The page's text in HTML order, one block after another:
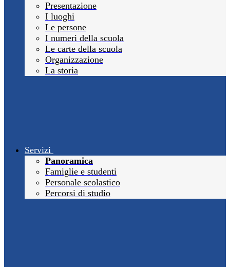
Presentazione
I luoghi
Le persone
I numeri della scuola
Le carte della scuola
Organizzazione
La storia
Servizi
Panoramica
Famiglie e studenti
Personale scolastico
Percorsi di studio